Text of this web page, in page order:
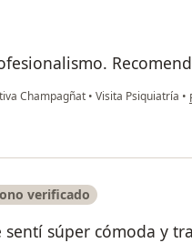
Champagñat • Visita Psiquiatría •
verificado
sentí súper cómoda y